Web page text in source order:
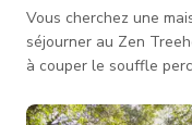
Vous cherchez une
séjourner au Zen
à couper le souffle
unique de luxe, nature